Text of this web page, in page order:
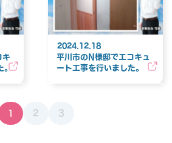
キ
。
2024.12.18
平川市のN様邸でエコキュ
ート工事を行いました。
1 2 3